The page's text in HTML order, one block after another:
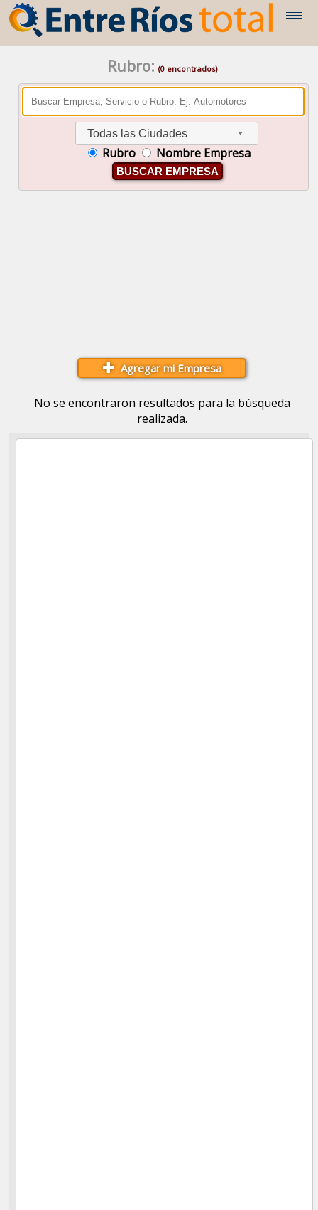
Rubro: (0 encontrados)
Todas las Ciudades
Rubro Nombre Empresa
BUSCAR EMPRESA
Agregar mi Empresa
No se encontraron resultados para la búsqueda
realizada.